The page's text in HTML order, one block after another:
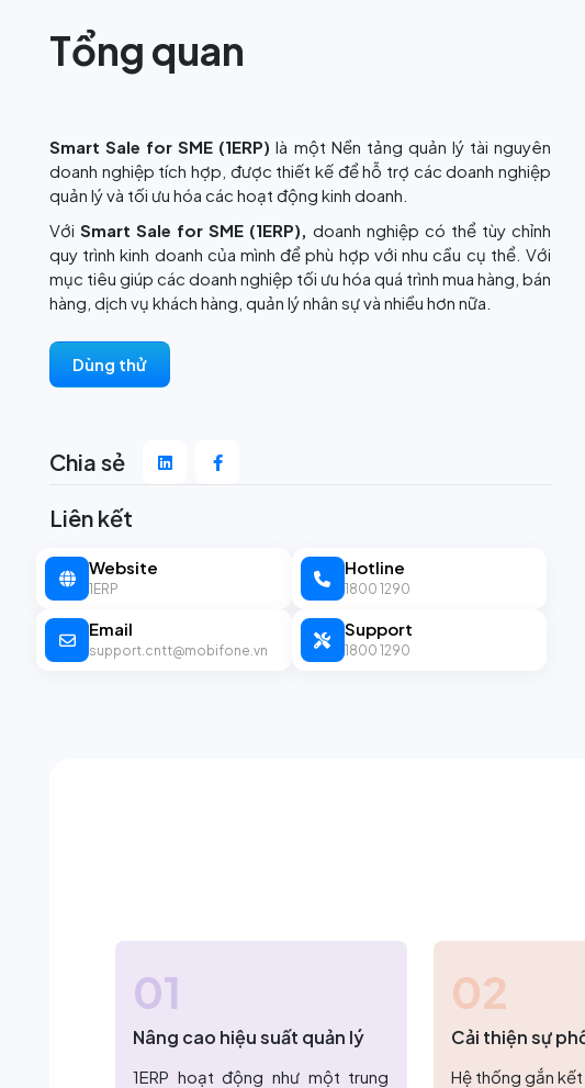
Tổng quan
Smart Sale for SME (1ERP) là một Nền tảng quản lý tài nguyên
doanh nghiệp tích hợp, được thiết kế để hỗ trợ các doanh nghiệp
quản lý và tối ưu hóa các hoạt động kinh doanh.
Với Smart Sale for SME (1ERP), doanh nghiệp có thể tùy chỉnh
quy trình kinh doanh của mình để phù hợp với nhu cầu cụ thể. Với
mục tiêu giúp các doanh nghiệp tối ưu hóa quá trình mua hàng, bán
hàng, dịch vụ khách hàng, quản lý nhân sự và nhiều hơn nữa.
Dùng thử
Chia sẻ
Liên kết
Website
1ERP
Hotline
1800 1290
Email
support.cntt@mobifone.vn
Support
1800 1290
01
Nâng cao hiệu suất quản lý
1ERP hoạt động như một trung
02
Cải thiện sự
Hệ thống gắn